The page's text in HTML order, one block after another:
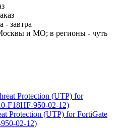
- завтра
и МО; в регионы - чуть
Protection (UTP) for FortiGate
02-12)